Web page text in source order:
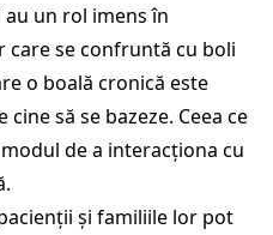
un rol imens în
se confruntă cu boli
o boală cronică este
să se bazeze. Ceea ce
de a interacționa cu
și familiile lor pot